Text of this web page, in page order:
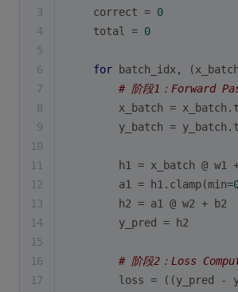
3
    correct =
0
4
    total =
0
5
6
for batch_idx,
7
# 阶段1：Forward
8
x_batch =
9
y_batch =
10
11
h1 = x_batch
12
        a1 = h1.clamp(
min=
13
h2 = a1
14
15
16
# 阶段2：Loss
17
loss = ((y_pred -